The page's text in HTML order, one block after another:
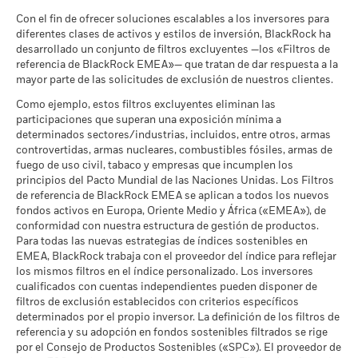
formas muy diferentes en el futuro. Puede ayudarle a evaluar
cómo se ha gestionado el fondo en el pasado
La rentabilidad se muestra tomando como base el Valor
Liquidativo (VL), con reinversión de los ingresos brutos
cuando corresponda. La rentabilidad de su inversión puede
aumentar o disminuir como resultado de las fluctuaciones del
valor de las divisas si su inversión se realiza en una divisa
distinta de la utilizada para el cálculo de la rentabilidad
pasada. Fuente: Blackrock
Moderado
Lo que puede recibir una vez deducidos los
Rendimiento medio cada año
Favorable
Lo que puede recibir una vez deducidos los
El escenario de tensión muestra lo que usted podría recibir en
circunstancias extremas de los mercados.
Puntuación de Calidad ESG
de MSCI (0-10)
a 17 jul 2026
7,81
Clasificación Global de
Fondos de Lipper
a 17 jul 2026
Equity Europe
Intensidad Media Ponderada
de Exposición al Carbono de
MSCI (toneladas de
emisiones de CO2 / millón de
$ en ventas)
66,65
Porcentaje de Cobertura ESG
de MSCI
a 17 jul 2026
99,19
Puntuación de Calidad ESG
de MSCI - Percentil entre
Empresas Similares
20,67
Fondos en Grupo de
1.316
MSCI - Tabaco
MSCI - Empresas que no
cumplen lo establecido en el
Pacto Mundial de las
a -
MSCI - Carbón Térmico
MSCI - Arenas Bituminosas
a -
Cobertura de Implicación
Empresarial
-
Porcentaje del Fondo no
cubierto
a -
Con el fin de ofrecer soluciones escalables a los inversores para
diferentes clases de activos y estilos de inversión, BlackRock ha
desarrollado un conjunto de filtros excluyentes —los «Filtros de
referencia de BlackRock EMEA»— que tratan de dar respuesta a la
mayor parte de las solicitudes de exclusión de nuestros clientes.
Como ejemplo, estos filtros excluyentes eliminan las
participaciones que superan una exposición mínima a
determinados sectores/industrias, incluidos, entre otros, armas
controvertidas, armas nucleares, combustibles fósiles, armas de
fuego de uso civil, tabaco y empresas que incumplen los
principios del Pacto Mundial de las Naciones Unidas. Los Filtros
de referencia de BlackRock EMEA se aplican a todos los nuevos
fondos activos en Europa, Oriente Medio y África («EMEA»), de
conformidad con nuestra estructura de gestión de productos.
Para todas las nuevas estrategias de índices sostenibles en
EMEA, BlackRock trabaja con el proveedor del índice para reflejar
los mismos filtros en el índice personalizado. Los inversores
cualificados con cuentas independientes pueden disponer de
filtros de exclusión establecidos con criterios específicos
determinados por el propio inversor. La definición de los filtros de
referencia y su adopción en fondos sostenibles filtrados se rige
por el Consejo de Productos Sostenibles («SPC»). El proveedor de